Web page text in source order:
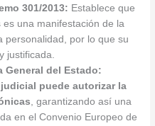
301/2013: Establece que
una manifestación de la
personalidad, por lo que su
justificada.
General del Estado:
puede autorizar la
, garantizando así una
en el Convenio Europeo de